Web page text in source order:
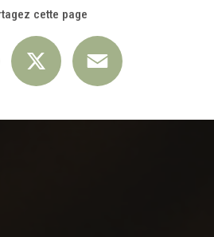
cette page
Facebook